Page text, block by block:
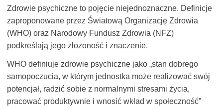
Zdrowie psychiczne to pojęcie niejednoznaczne. Definicje
zaproponowane przez Światową Organizację Zdrowia
(WHO) oraz Narodowy Fundusz Zdrowia (NFZ)
podkreślają jego złożoność i znaczenie.
WHO definiuje zdrowie psychiczne jako „stan dobrego
samopoczucia, w którym jednostka może realizować swój
potencjał, radzić sobie z normalnymi stresami życia,
pracować produktywnie i wnosić wkład w społeczność”